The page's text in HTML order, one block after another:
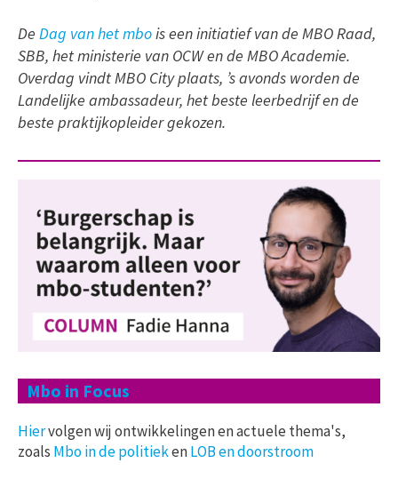
De Dag van het mbois een initiatief van de MBO Raad,
SBB, het ministerie van OCW en de MBO Academie.
Overdag vindt MBO City plaats, ’s avonds worden de
Landelijke ambassadeur, het beste leerbedrijf en de
beste praktijkopleider gekozen.
Mbo in Focus
Hiervolgen wij ontwikkelingen en actuele thema's,
zoals Mbo in de politiekenLOB en doorstroom